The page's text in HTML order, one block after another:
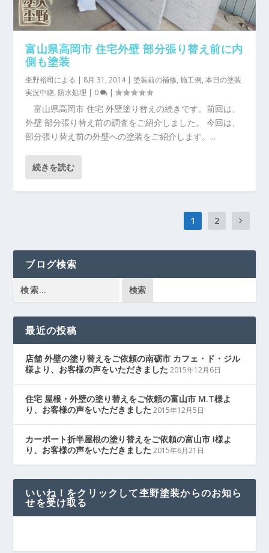
富山県高岡市 住宅外壁 部分張り替え前に内
側も塗装
杢野裕司による | 8月 31, 2014|塗装前の補修,施工例,本日の塗装
実況中継,防水処理 | 0 |
富山県高岡市 住宅 外壁塗り替えの続きです。前回は、
外壁 部分張り替え前の調査をご紹介しました。 今回は、
部分張り替え前の外壁への塗装をご紹介します。...
続きを読む
1 2
ブログ検索
最近の投稿
店舗 外壁の塗り替えをご依頼の南砺市 カフェ・ド・ジル
様より、お客様の声をいただきました 2015年12月6日
住宅 屋根・外壁の塗り替えをご依頼の富山市 M.T様よ
り、お客様の声をいただきました 2015年12月5日
カーポート折半屋根の塗り替えをご依頼の富山市 I様よ
り、お客様の声をいただきました 2015年6月21日
いいね！をクリックして杢野塗装からのお知ら
せを受け取る